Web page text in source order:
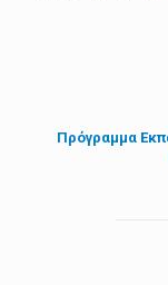
Πρόγραμμα